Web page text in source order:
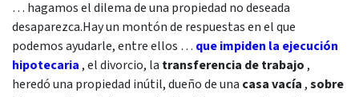
… hagamos el dilema de una propiedad no deseada
desaparezca.Hay un montón de respuestas en el que
podemos ayudarle, entre ellos … que impiden la ejecución
hipotecaria , el divorcio, la transferencia de trabajo ,
heredó una propiedad inútil, dueño de una casa vacía ,sobre